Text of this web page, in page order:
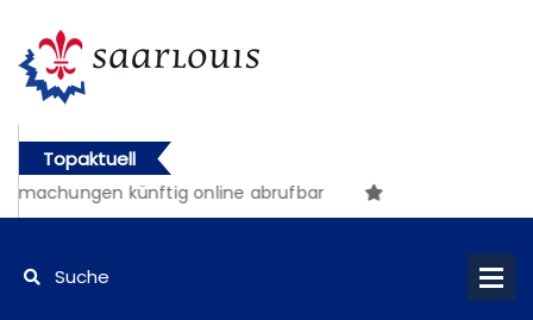
Topaktuell
künftig online abrufbar